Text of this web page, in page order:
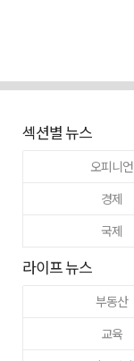
섹션별 뉴스
오피니언
경제
국제
라이프 뉴스
부동산
교육